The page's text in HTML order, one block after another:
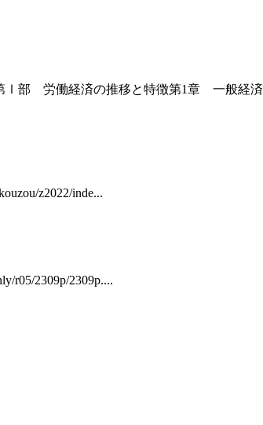
.第Ⅰ部 労働経済の推移と特徴第1章 一般経
z2022/inde...
r05/2309p/2309p....